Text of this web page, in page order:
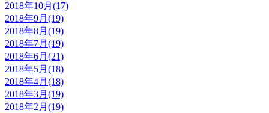
2018年10月(17)
2018年9月(19)
2018年8月(19)
2018年7月(19)
2018年6月(21)
2018年5月(18)
2018年4月(18)
2018年3月(19)
2018年2月(19)